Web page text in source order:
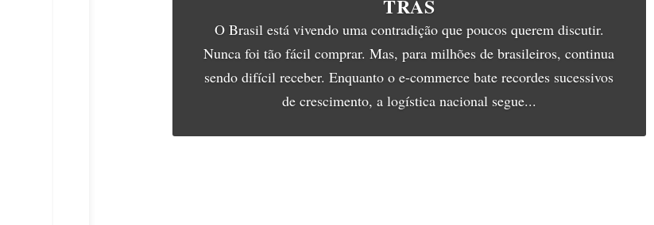
TRÁS
O Brasil está vivendo uma contradição que poucos querem discutir.
Nunca foi tão fácil comprar. Mas, para milhões de brasileiros, continua
sendo difícil receber. Enquanto o e-commerce bate recordes sucessivos
de crescimento, a logística nacional segue...